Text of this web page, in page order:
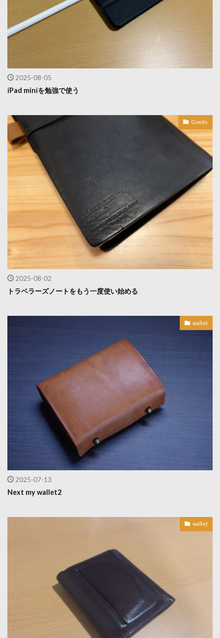
2025-08-05
iPad miniを勉強で使う
Goods
2025-08-02
トラベラーズノートをもう一度使い始める
wallet
2025-07-13
Next my wallet2
wallet